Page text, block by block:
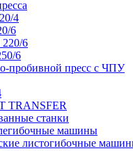
4
6
220/6
6
пробивной пресс с ЧПУ
TRANSFER
станки
машины
листогибочные